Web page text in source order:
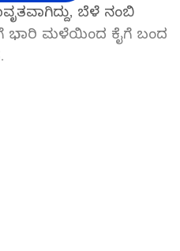
ಬೆಳೆ ನಂಬಿ
ಭಾರಿ ಮಳೆಯಿಂದ ಕೈಗೆ ಬಂದ